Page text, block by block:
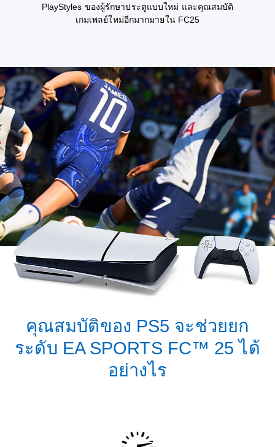
PlayStyles ของผู้รักษาประตูแบบใหม่ และคุณสมบัติ
เกมเพลย์ใหม่อีกมากมายใน FC25
คุณสมบัติของ PS5 จะช่วยยก
ระดับ EA SPORTS FC™ 25 ได้
อย่างไร